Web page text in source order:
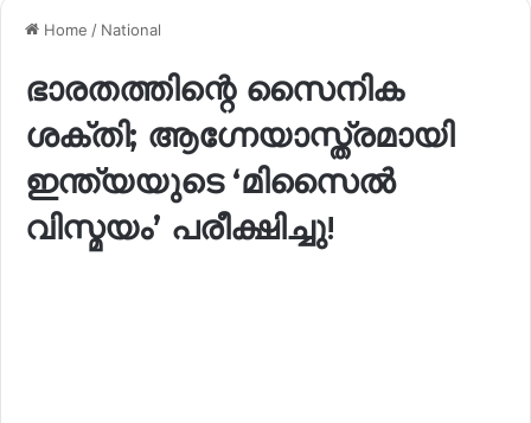
Home / National
ഭാരതത്തിന്റെ സൈനിക
ശക്തി; ആഗ്നേയാസ്ത്രമായി
ഇന്ത്യയുടെ ‘മിസൈൽ
വിസ്മയം’ പരീക്ഷിച്ചു!